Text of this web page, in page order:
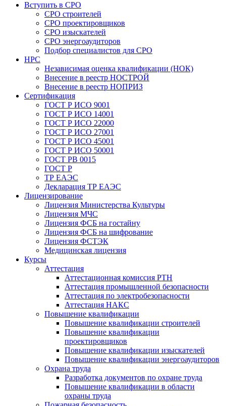
Вступить в СРО
СРО строителей
СРО проектировщиков
СРО изыскателей
СРО энергоаудиторов
Подбор специалистов для СРО
НРС
Независимая оценка квалификации (НОК)
Внесение в реестр НОСТРОЙ
Внесение в реестр НОПРИЗ
Сертификация
ГОСТ Р ИСО 9001
ГОСТ Р ИСО 14001
ГОСТ Р ИСО 22000
ГОСТ Р ИСО 27001
ГОСТ Р ИСО 45001
ГОСТ Р ИСО 50001
ГОСТ РВ 0015
ГОСТ Р
ТР ЕАЭС
Декларация ТР ЕАЭС
Лицензирование
Лицензия Министерства Культуры
Лицензия МЧС
Лицензия ФСБ на гостайну
Лицензия ФСБ на шифрование
Лицензия ФСТЭК
Медицинская лицензия
Курсы
Аттестация
Аттестационная комиссия РТН
Аттестация промышленной безопасности
Аттестация по электробезопасности
Аттестация НАКС
Повышение квалификации
Повышение квалификации строителей
Повышение квалификации
проектировщиков
Повышение квалификации изыскателей
Повышение квалификации энергоаудиторов
Охрана труда
Разработка документов по охране труда
Повышение квалификации в области
охраны труда